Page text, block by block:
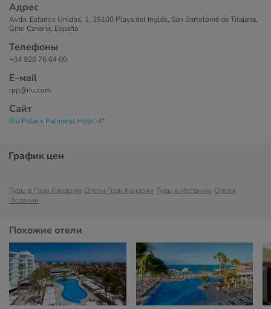
Адрес
Avda. Estados Unidos, 1, 35100 Playa del Inglés, San Bartolomé de Tirajana,
Gran Canaria, España
Телефоны
+34 928 76 64 00
Е-маil
rpp@riu.com
Сайт
Riu Palace Palmeras Hotel 4*
График цен
Туры в Гран Канарию Отели Гран Канарии Туры в Испанию Отели
Испании
Похожие отели